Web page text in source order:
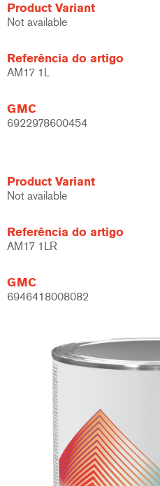
Product Variant
Not available
Referência do artigo
AM17 1L
GMC
6922978600454
Product Variant
Not available
Referência do artigo
AM17 1LR
GMC
6946418008082